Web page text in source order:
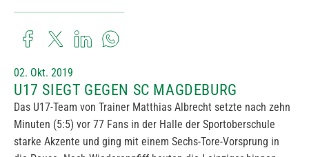
02. Okt. 2019
U17 SIEGT GEGEN SC MAGDEBURG
Das U17-Team von Trainer Matthias Albrecht setzte nach zehn
Minuten (5:5) vor 77 Fans in der Halle der Sportoberschule
starke Akzente und ging mit einem Sechs-Tore-Vorsprung in